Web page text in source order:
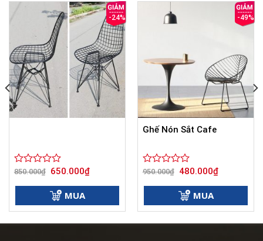
-24%
Được
5
850.000₫ Giá
gốc
là:
850.000₫.
650.000₫Giá
hiện
tại
MUA
-49%
Ghế Nón Sắt Cafe
Được
5
950.000₫ Giá
gốc
là:
950.000₫.
480.000₫Giá
hiện
tại
MUA